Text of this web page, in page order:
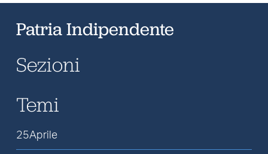
Patria Indipendente
Sezioni
Temi
25Aprile